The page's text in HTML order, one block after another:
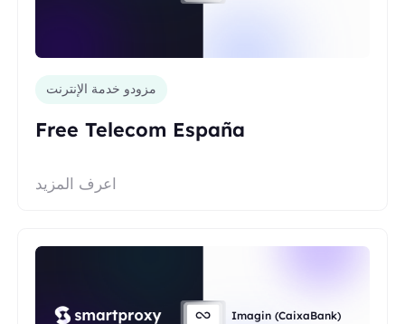
مزودو خدمة الإنترنت
Free Telecom España
اعرف المزيد
Imagin (CaixaBank)